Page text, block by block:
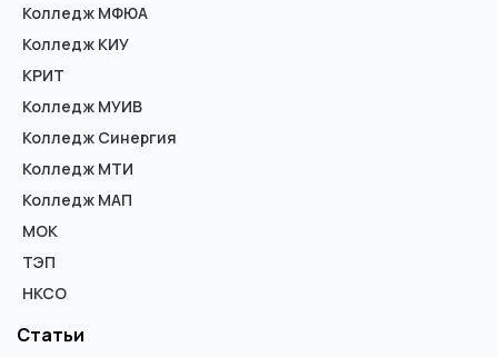
Колледж МФЮА
Колледж КИУ
КРИТ
Колледж МУИВ
Колледж Синергия
Колледж МТИ
Колледж МАП
МОК
ТЭП
НКСО
Статьи